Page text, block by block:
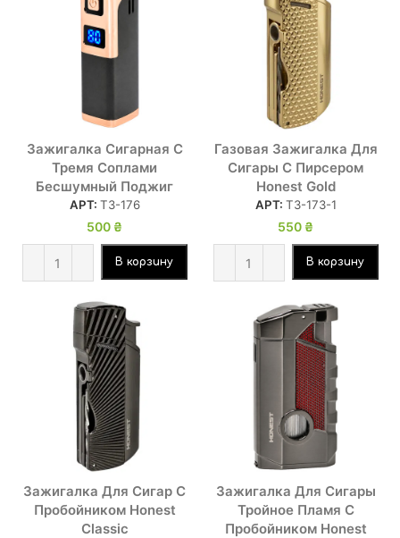
Зажигалка Сигарная С
Тремя Соплами
Бесшумный Поджиг
АРТ: ТЗ-176
500 ₴
В корзину
Газовая Зажигалка Для
Сигары С Пирсером
Honest Gold
АРТ: ТЗ-173-1
550 ₴
В корзину
Зажигалка Для Сигар С
Пробойником Honest
Classic
Зажигалка Для Сигары
Тройное Пламя С
Пробойником Honest